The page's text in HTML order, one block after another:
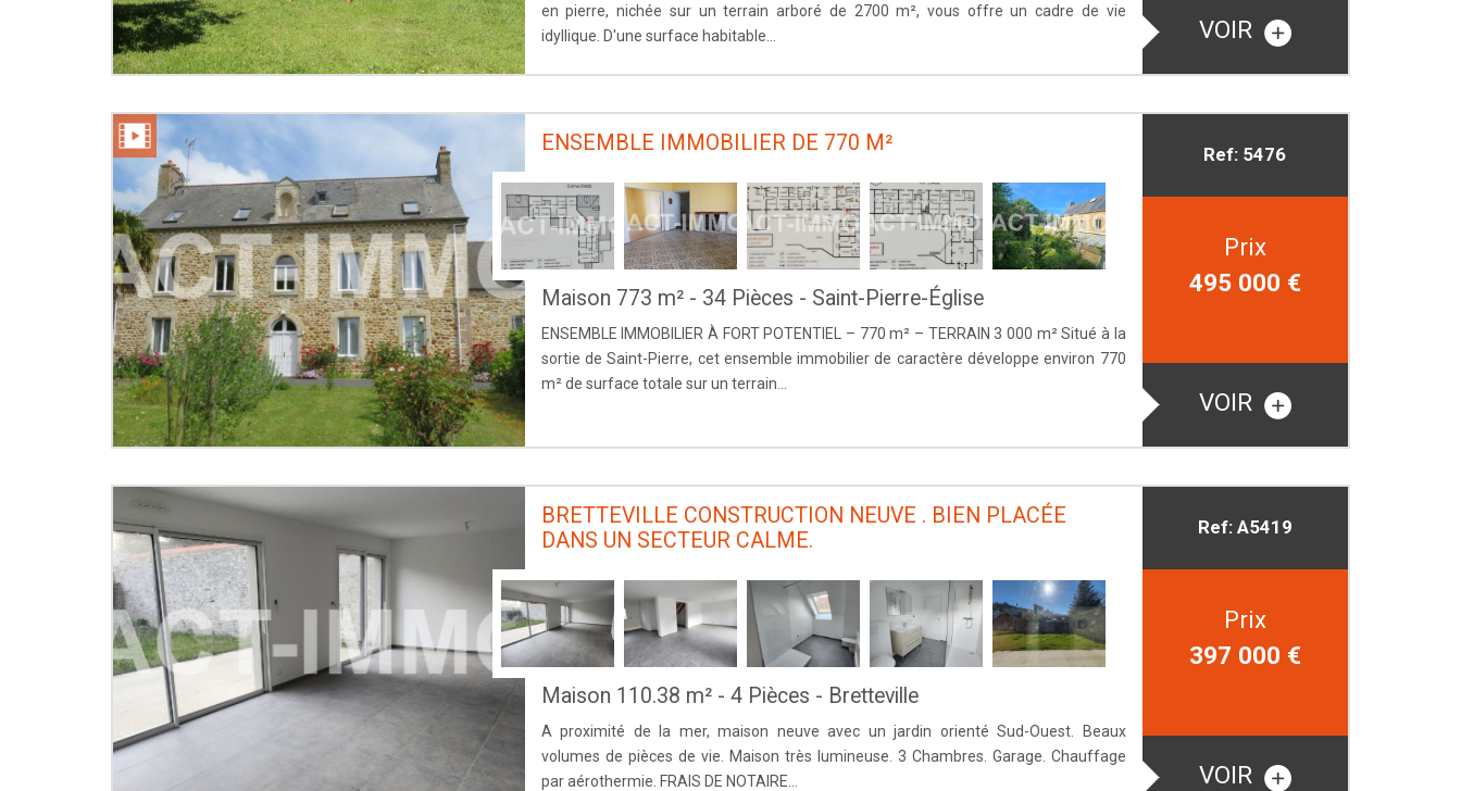
en pierre, nichée sur un terrain arboré de 2700 m², vous offre un cadre de vie
idyllique. D'une surface habitable...
VOIR
ENSEMBLE IMMOBILIER DE 770 M²
Maison 773 m² - 34 Pièces - Saint-Pierre-Église
ENSEMBLE IMMOBILIER À FORT POTENTIEL – 770 m² – TERRAIN 3 000 m² Situé à la
sortie de Saint-Pierre, cet ensemble immobilier de caractère développe environ 770
m² de surface totale sur un terrain...
Ref: 5476
Prix
495 000 €
VOIR
BRETTEVILLE CONSTRUCTION NEUVE . BIEN PLACÉE
DANS UN SECTEUR CALME.
Maison 110.38 m² - 4 Pièces - Bretteville
A proximité de la mer, maison neuve avec un jardin orienté Sud-Ouest. Beaux
volumes de pièces de vie. Maison très lumineuse. 3 Chambres. Garage. Chauffage
par aérothermie. FRAIS DE NOTAIRE...
Ref: A5419
Prix
397 000 €
VOIR